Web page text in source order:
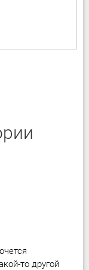
то другой